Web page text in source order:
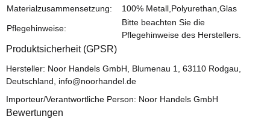
Materialzusammensetzung:
100% Metall,Polyurethan,Glas
Pflegehinweise:
Bitte beachten Sie die
Pflegehinweise des Herstellers.
Produktsicherheit (GPSR)
Hersteller: Noor Handels GmbH, Blumenau 1, 63110 Rodgau,
Deutschland, info@noorhandel.de
Importeur/Verantwortliche Person: Noor Handels GmbH
Bewertungen